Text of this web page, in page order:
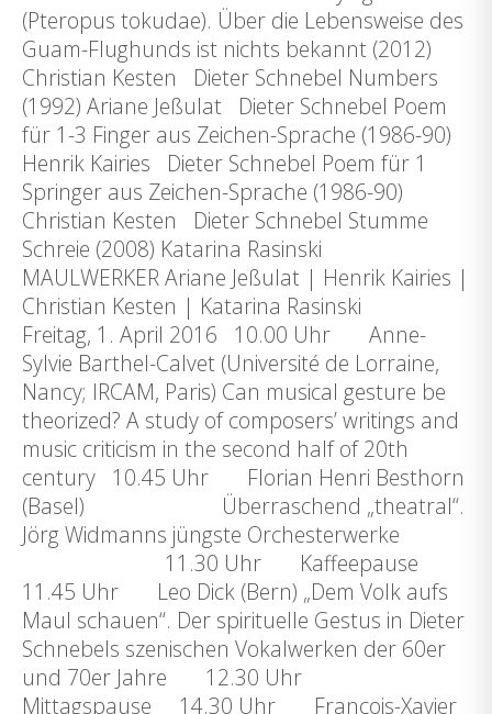
(Pteropus tokudae). Über die Lebensweise des
Guam-Flughunds ist nichts bekannt (2012)
Christian Kesten Dieter Schnebel Numbers
(1992) Ariane Jeßulat Dieter Schnebel Poem
für 1-3 Finger aus Zeichen-Sprache (1986-90)
Henrik Kairies Dieter Schnebel Poem für 1
Springer aus Zeichen-Sprache (1986-90)
Christian Kesten Dieter Schnebel Stumme
Schreie (2008) Katarina Rasinski
MAULWERKER Ariane Jeßulat | Henrik Kairies |
Christian Kesten | Katarina Rasinski
Freitag, 1. April 2016 10.00 Uhr Anne-
Sylvie Barthel-Calvet (Université de Lorraine,
Nancy; IRCAM, Paris) Can musical gesture be
theorized? A study of composers’ writings and
music criticism in the second half of 20th
century 10.45 Uhr Florian Henri Besthorn
(Basel) Überraschend „theatral“.
Jörg Widmanns jüngste Orchesterwerke
11.30 Uhr Kaffeepause
11.45 Uhr Leo Dick (Bern) „Dem Volk aufs
Maul schauen“. Der spirituelle Gestus in Dieter
Schnebels szenischen Vokalwerken der 60er
und 70er Jahre 12.30 Uhr
Mittagspause 14.30 Uhr François-Xavier